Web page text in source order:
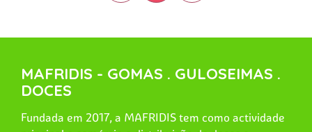
MAFRIDIS - GOMAS . GULOSEIMAS .
DOCES
Fundada em 2017, a MAFRIDIS tem como actividade